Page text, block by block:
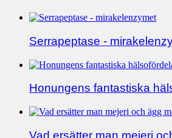
Serrapeptase -
Honungens fantastiska
Vad ersätter man mejeri